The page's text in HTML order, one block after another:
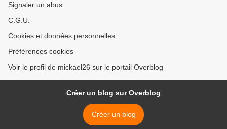
Signaler un abus
C.G.U.
Cookies et données personnelles
Préférences cookies
Voir le profil de mickael26 sur le portail Overblog
Créer un blog sur Overblog
Créer un blog